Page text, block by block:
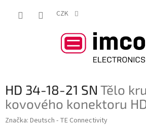
CZK
HD 34-18-21 SN Tělo
kovového konektoru
Značka: Deutsch - TE Connectivity